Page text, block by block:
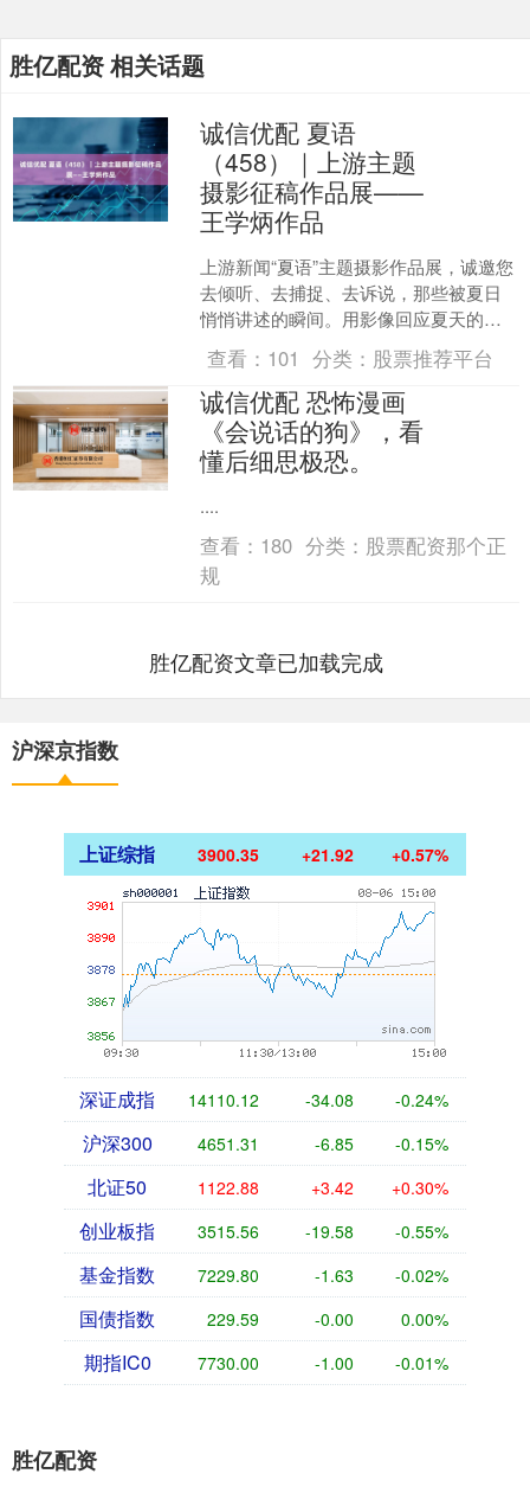
胜亿配资 相关话题
诚信优配 夏语
（458）｜上游主题
摄影征稿作品展——
王学炳作品
上游新闻“夏语”主题摄影作品展，诚邀您
去倾听、去捕捉、去诉说，那些被夏日
悄悄讲述的瞬间。用影像回应夏天的语
言，让每一帧画面，都成为一首无声的
诗。 \n \n 《....
查看： 101 分类： 股票推荐平台
诚信优配 恐怖漫画
《会说话的狗》，看
懂后细思极恐。
....
查看： 180 分类： 股票配资那个正
规
胜亿配资文章已加载完成
沪深京指数
上证综指 3900.35 +21.92 +0.57%
深证成指 14110.12 -34.08 -0.24%
沪深300 4651.31 -6.85 -0.15%
北证50 1122.88 +3.42 +0.30%
创业板指 3515.56 -19.58 -0.55%
基金指数 7229.80 -1.63 -0.02%
国债指数 229.59 -0.00 0.00%
期指IC0 7730.00 -1.00 -0.01%
胜亿配资